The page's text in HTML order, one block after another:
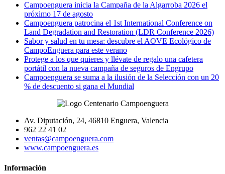
Campoenguera inicia la Campaña de la Algarroba 2026 el
próximo 17 de agosto
Campoenguera patrocina el 1st International Conference on
Land Degradation and Restoration (LDR Conference 2026)
Sabor y salud en tu mesa: descubre el AOVE Ecológico de
CampoEnguera para este verano
Protege a los que quieres y llévate de regalo una cafetera
portátil con la nueva campaña de seguros de Engrupo
Campoenguera se suma a la ilusión de la Selección con un 20
% de descuento si gana el Mundial
Av. Diputación, 24, 46810 Enguera, Valencia
962 22 41 02
ventas@campoenguera.com
www.campoenguera.es
Información